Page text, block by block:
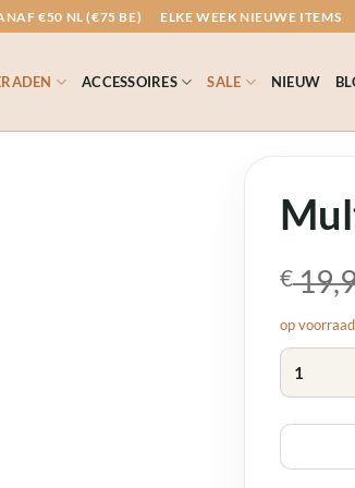
€50 NL (€75 BE) ELKE WEEK NIEUWE ITEMS
ACCESSOIRES SALE NIEUW
€
was:
€
is:
€ 7,98.
op voorraad
Multy